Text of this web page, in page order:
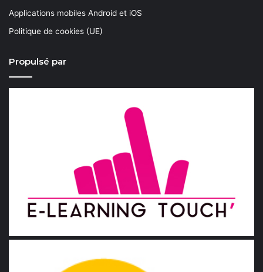
Applications mobiles Android et iOS
Politique de cookies (UE)
Propulsé par